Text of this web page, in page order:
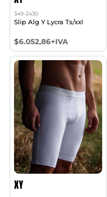
349-2430
Slip Alg Y Lycra Ts/xxl
$6.052,86+IVA
XY